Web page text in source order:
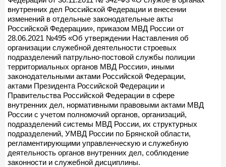
внутренних дел Российской Федерации и внесении
изменений в отдельные законодательные акты
Российской Федерации», приказом МВД России от
28.06.2021 №495 «Об утверждении Наставления об
организации служебной деятельности строевых
подразделений патрульно-постовой службы полиции
территориальных органов МВД России», иными
законодательными актами Российской Федерации,
актами Президента Российской Федерации и
Правительства Российской Федерации в сфере
внутренних дел, нормативными правовыми актами МВД
России с учетом полномочий органов, организаций,
подразделений системы МВД России, их структурных
подразделений, УМВД России по Брянской области,
регламентирующими управленческую и служебную
деятельность органов внутренних дел, соблюдение
законности и служебной дисциплины.